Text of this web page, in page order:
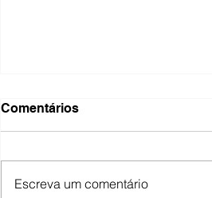
Cruzes e Credos
Comentários
Escreva um comentário